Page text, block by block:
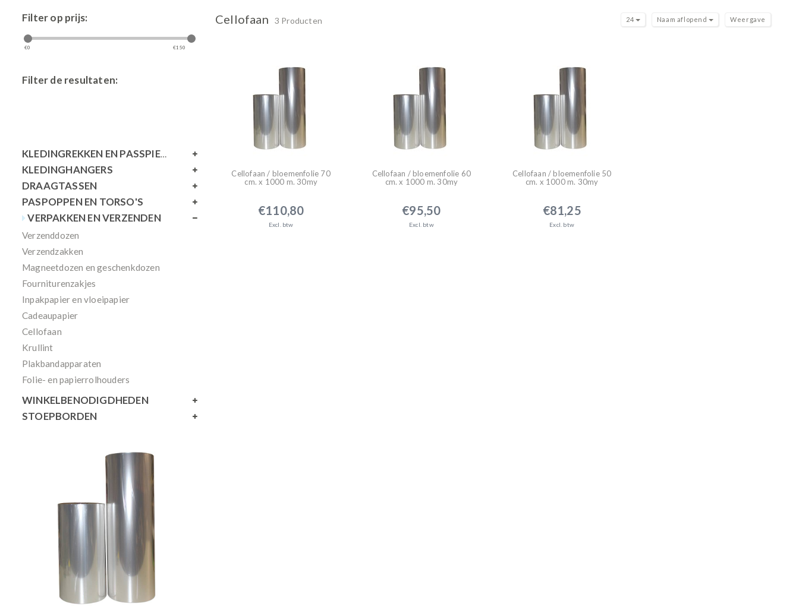
Filter op prijs:
€0 €150
Filter de resultaten:
KLEDINGREKKEN EN PASSPIEGELS
KLEDINGHANGERS
DRAAGTASSEN
PASPOPPEN EN TORSO'S
VERPAKKEN EN VERZENDEN
Verzenddozen
Verzendzakken
Magneetdozen en geschenkdozen
Fourniturenzakjes
Inpakpapier en vloeipapier
Cadeaupapier
Cellofaan
Krullint
Plakbandapparaten
Folie- en papierrolhouders
WINKELBENODIGDHEDEN
STOEPBORDEN
Cellofaan 3 Producten Weergave
Naam aflopend
24
Cellofaan / bloemenfolie 70
cm. x 1000 m. 30my
€110,80
Excl. btw
Cellofaan / bloemenfolie 60
cm. x 1000 m. 30my
€95,50
Excl. btw
Cellofaan / bloemenfolie 50
cm. x 1000 m. 30my
€81,25
Excl. btw